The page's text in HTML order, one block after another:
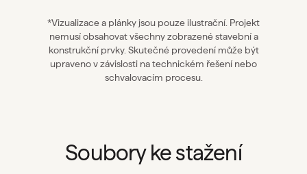
*Vizualizace a plánky jsou pouze ilustrační. Projekt
nemusí obsahovat všechny zobrazené stavební a
konstrukční prvky. Skutečné provedení může být
upraveno v závislosti na technickém řešení nebo
schvalovacím procesu.
Soubory ke stažení